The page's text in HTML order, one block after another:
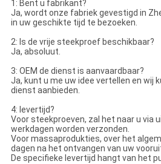
1: Bent u fabrikant?
Ja, wordt onze fabriek gevestigd in
in uw geschikte tijd te bezoeken.
2: Is de vrije steekproef beschikbaar?
Ja, absoluut.
3: OEM de dienst is aanvaardbaar?
Ja, kunt u me uw idee vertellen en wij
dienst aanbieden.
4: levertijd?
Voor steekproeven, zal het naar u via
werkdagen worden verzonden.
Voor massaprodukties, over het
dagen na het ontvangen van uw
De specifieke levertijd hangt van het